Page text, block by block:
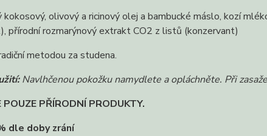
kokosový, olivový a ricinový olej a bambucké máslo, kozí
přírodní rozmarýnový extrakt CO2 z listů (konzervant)
metodou za studena.
Navlhčenou pokožku namydlete a opláchněte. Při
POUZE PŘÍRODNÍ PRODUKTY.
dle doby zrání